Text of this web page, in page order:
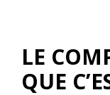
LE
QUE